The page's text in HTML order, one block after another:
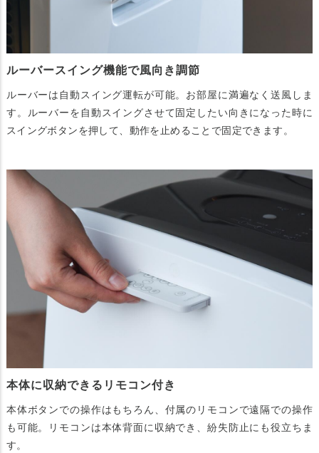
ルーバースイング機能で風向き調節
ルーバーは自動スイング運転が可能。お部屋に満遍なく送風しま
す。ルーバーを自動スイングさせて固定したい向きになった時に
スイングボタンを押して、動作を止めることで固定できます。
本体に収納できるリモコン付き
本体ボタンでの操作はもちろん、付属のリモコンで遠隔での操作
も可能。リモコンは本体背面に収納でき、紛失防止にも役立ちま
す。